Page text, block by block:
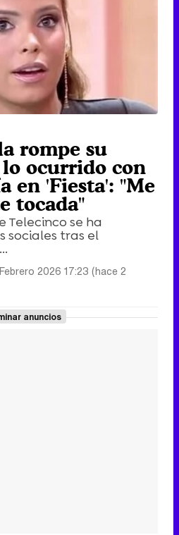
rompe su
ocurrido con
en 'Fiesta': "Me
tocada"
Telecinco se ha
sociales tras el
2026 17:23 (hace 2
anuncios